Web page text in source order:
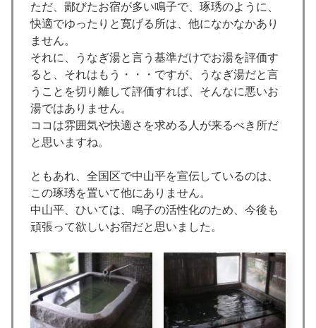
ただ、鄙びたお宿が多い鳴子で、琢琇のように、
快適でゆったりと寛げる所は、他になかなかあり
ません。
それに、うなぎ湯と言う基準だけでお湯を評価す
ると、それはもう・・・ですが、うなぎ湯だと言
うことを切り離して評価すれば、そんなに悪いお
湯ではありません。
ココは雰囲気や快適さを求める人が来るべき所だ
と思いますね。
ともあれ、全国区で中山平を宣伝しているのは、
この琢琇を置いて他にありません。
中山平、ひいては、鳴子の活性化のため、今後も
頑張って欲しいお宿だと思いました。